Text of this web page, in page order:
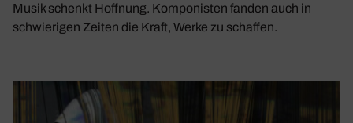
Musik schenkt Hoffnung. Komponisten fanden auch in
schwierigen Zeiten die Kraft, Werke zu schaffen.